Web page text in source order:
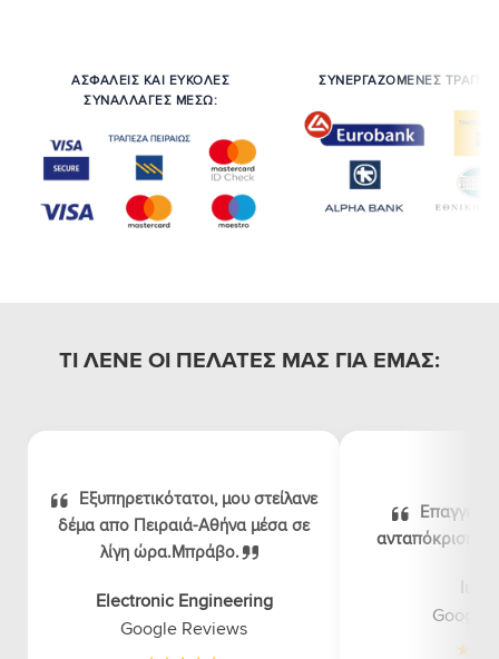
ΑΣΦΑΛΕΙΣ ΚΑΙ ΕΥΚΟΛΕΣ
ΣΥΝΑΛΛΑΓΕΣ ΜΕΣΩ:
ΣΥΝΕΡΓΑΖΟΜΕΝΕΣ
ΤΙ ΛΕΝΕ ΟΙ ΠΕΛΑΤΕΣ ΜΑΣ ΓΙΑ ΕΜΑΣ:
Εξυπηρετικότατοι, μου στείλανε
δέμα απο Πειραιά-Αθήνα μέσα σε
λίγη ώρα.Μπράβο.
Electronic Engineering
Google Reviews
ανταπόκριση,
Google